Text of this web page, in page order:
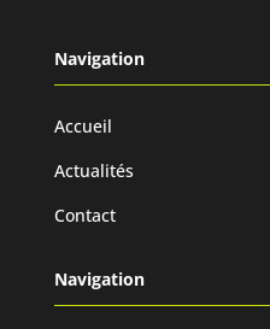
Navigation
Accueil
Actualités
Contact
Navigation